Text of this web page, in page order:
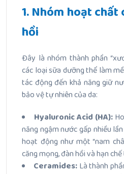
1. Nhóm hoạt
hồi
Đây là nhóm thành phần
các loại sữa dưỡng thể làm
tác động đến khả năng giữ
bảo vệ tự nhiên của da:
Hyaluronic Acid (HA):
năng ngậm nước gấp nhiều
hoạt động như một “nam
căng mọng, đàn hồi và hạn
Ceramides: Là thành